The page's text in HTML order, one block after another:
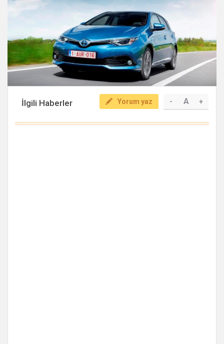
- A +
Yorum yaz
İlgili Haberler